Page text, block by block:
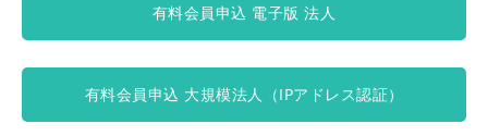
有料会員申込 電子版 法人
有料会員申込 大規模法人（IPアドレス認証）